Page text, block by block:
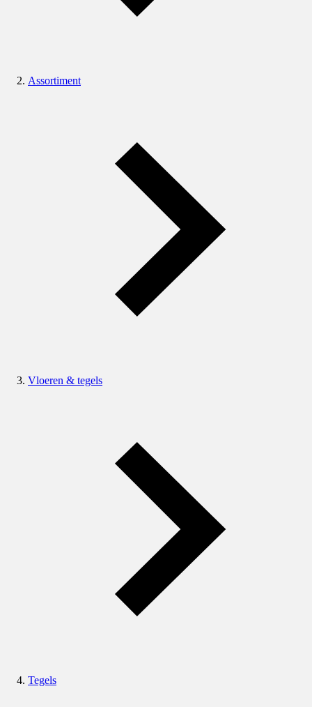
Assortiment
Vloeren & tegels
Tegels